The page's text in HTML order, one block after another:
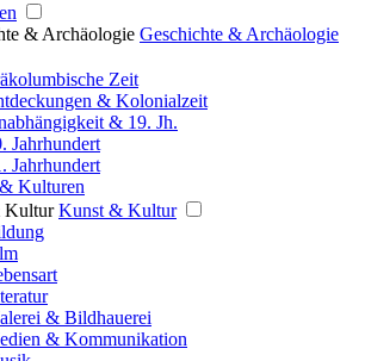
& Archäologie Geschichte & Archäologie
Zeit
& Kolonialzeit
& 19. Jh.
Jahrhundert
Jahrhundert
Kulturen
Kultur Kunst & Kultur
& Bildhauerei
& Kommunikation